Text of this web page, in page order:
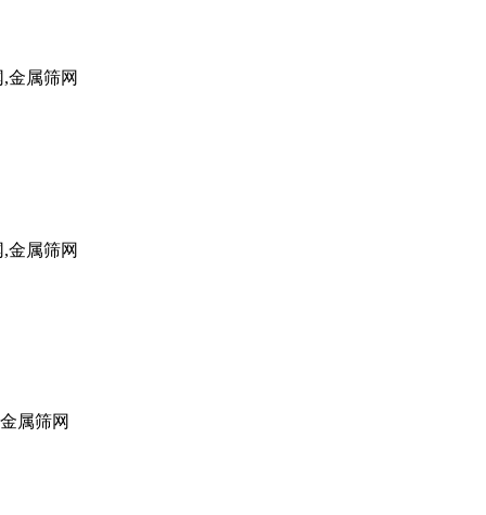
金属筛网
金属筛网
属筛网